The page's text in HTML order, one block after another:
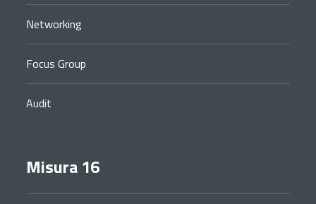
Networking
Focus Group
Audit
Misura 16